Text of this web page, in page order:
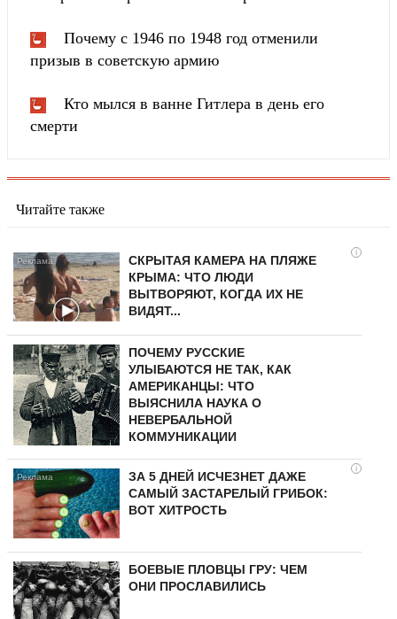
Почему с 1946 по 1948 год отменили
призыв в советскую армию
Кто мылся в ванне Гитлера в день его
смерти
Читайте также
i
СКРЫТАЯ КАМЕРА НА ПЛЯЖЕ
КРЫМА: ЧТО ЛЮДИ
ВЫТВОРЯЮТ, КОГДА ИХ НЕ
ВИДЯТ...
ПОЧЕМУ РУССКИЕ
УЛЫБАЮТСЯ НЕ ТАК, КАК
АМЕРИКАНЦЫ: ЧТО
ВЫЯСНИЛА НАУКА О
НЕВЕРБАЛЬНОЙ
КОММУНИКАЦИИ
i
ЗА 5 ДНЕЙ ИСЧЕЗНЕТ ДАЖЕ
САМЫЙ ЗАСТАРЕЛЫЙ ГРИБОК:
ВОТ ХИТРОСТЬ
БОЕВЫЕ ПЛОВЦЫ ГРУ: ЧЕМ
ОНИ ПРОСЛАВИЛИСЬ